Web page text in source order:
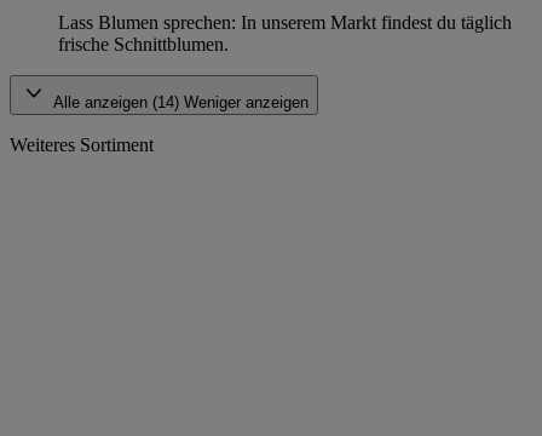
Lass Blumen sprechen: In unserem Markt findest du täglich
frische Schnittblumen.
Alle anzeigen (14) Weniger anzeigen
Weiteres Sortiment